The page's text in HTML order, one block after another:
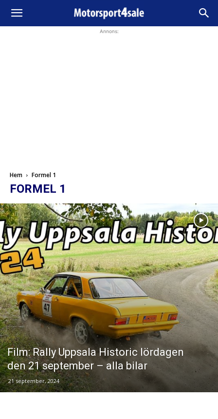
Annons:
Hem Formel 1
FORMEL 1
Film: Rally Uppsala Historic lördagen
den 21 september – alla bilar
21 september, 2024